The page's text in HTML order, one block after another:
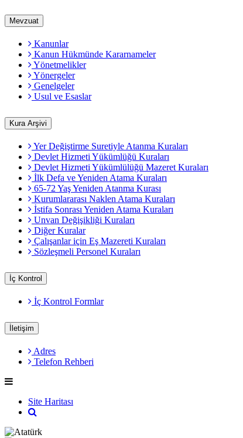
Mevzuat
Kanunlar
Kanun Hükmünde Kararnameler
Yönetmelikler
Yönergeler
Genelgeler
Usul ve Esaslar
Kura Arşivi
Yer Değiştirme Suretiyle Atanma Kuraları
Devlet Hizmeti Yükümlüğü Kuraları
Devlet Hizmeti Yükümlülüğü Mazeret Kuraları
İlk Defa ve Yeniden Atama Kuraları
65-72 Yaş Yeniden Atanma Kurası
Kurumlararası Naklen Atama Kuraları
İstifa Sonrası Yeniden Atama Kuraları
Unvan Değişikliği Kuraları
Diğer Kuralar
Çalışanlar için Eş Mazereti Kuraları
Sözleşmeli Personel Kuraları
İç Kontrol
İç Kontrol Formlar
İletişim
Adres
Telefon Rehberi
Site Haritası